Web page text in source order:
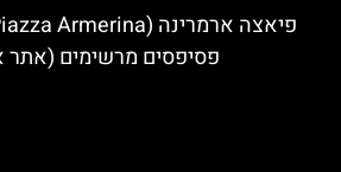
פסיפסים מרשימים (אתר